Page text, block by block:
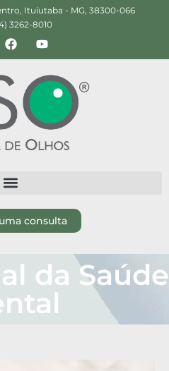
Ituiutaba - MG, 38300-066
3262-8010
consulta
da Saúde